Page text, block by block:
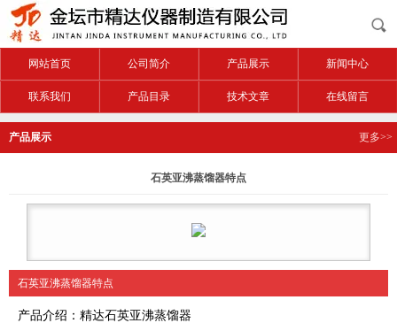
网站首页 公司简介 产品展示 新闻中心
联系我们 产品目录 技术文章 在线留言
产品展示 更多>>
石英亚沸蒸馏器特点
石英亚沸蒸馏器特点
产品介绍：精达石英亚沸蒸馏器